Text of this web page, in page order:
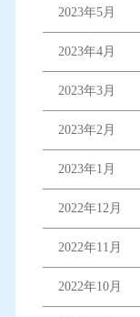
2023年5月
2023年4月
2023年3月
2023年2月
2023年1月
2022年12月
2022年11月
2022年10月